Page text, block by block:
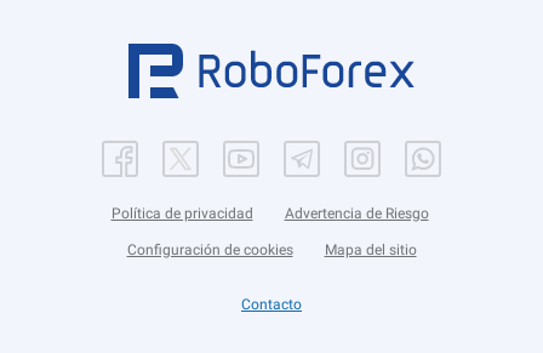
Política de privacidad Advertencia de Riesgo
Configuración de cookies Mapa del sitio
Contacto